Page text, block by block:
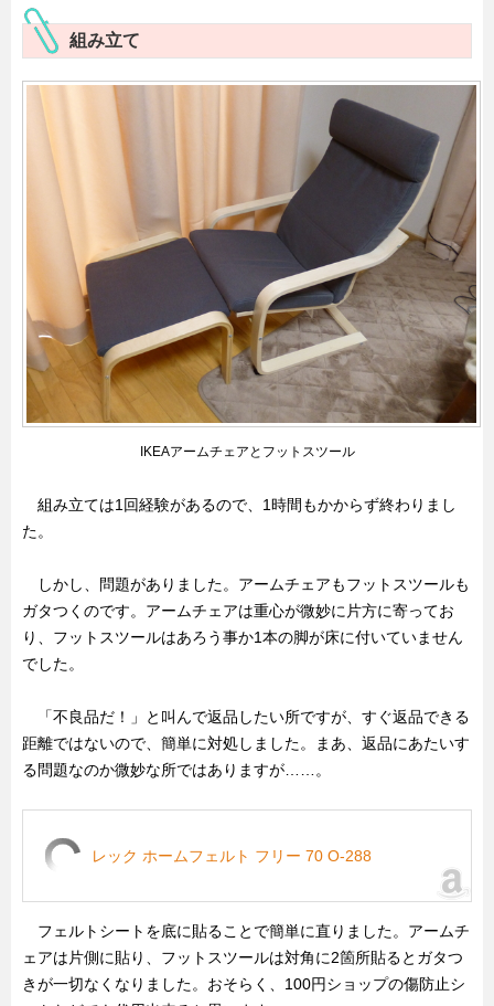
組み立て
IKEAアームチェアとフットスツール
組み立ては1回経験があるので、1時間もかからず終わりまし
た。
しかし、問題がありました。アームチェアもフットスツールも
ガタつくのです。アームチェアは重心が微妙に片方に寄ってお
り、フットスツールはあろう事か1本の脚が床に付いていません
でした。
「不良品だ！」と叫んで返品したい所ですが、すぐ返品できる
距離ではないので、簡単に対処しました。まあ、返品にあたいす
る問題なのか微妙な所ではありますが……。
レック ホームフェルト フリー 70 O-288
フェルトシートを底に貼ることで簡単に直りました。アームチ
ェアは片側に貼り、フットスツールは対角に2箇所貼るとガタつ
きが一切なくなりました。おそらく、100円ショップの傷防止シ